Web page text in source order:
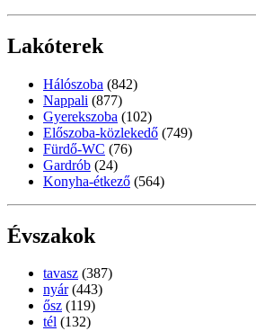
Lakóterek
Hálószoba (842)
Nappali (877)
Gyerekszoba (102)
Előszoba-közlekedő (749)
Fürdő-WC (76)
Gardrób (24)
Konyha-étkező (564)
Évszakok
tavasz (387)
nyár (443)
ősz (119)
tél (132)